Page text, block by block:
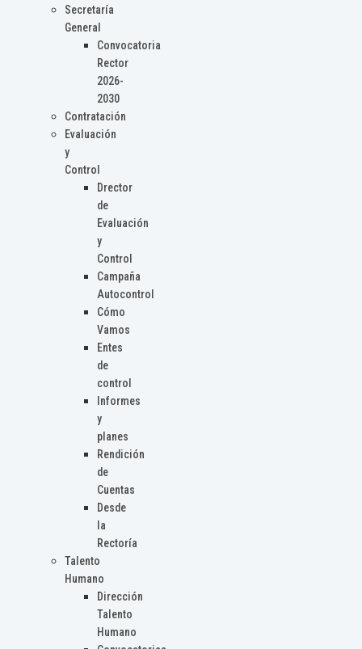
Secretaría
General
Convocatoria
Rector
2026-
2030
Contratación
Evaluación
y
Control
Drector
de
Evaluación
y
Control
Campaña
Autocontrol
Cómo
Vamos
Entes
de
control
Informes
y
planes
Rendición
de
Cuentas
Desde
la
Rectoría
Talento
Humano
Dirección
Talento
Humano